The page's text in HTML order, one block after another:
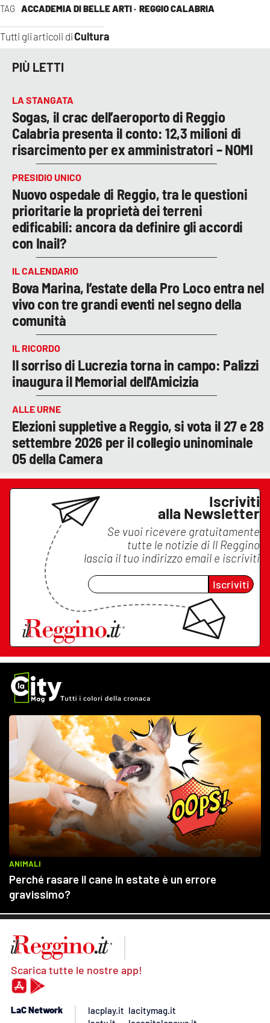
TAG ACCADEMIA DI BELLE ARTI · REGGIO CALABRIA
Tutti gli articoli diCultura
PIÙ LETTI
LA STANGATA
Sogas, il crac dell’aeroporto di Reggio
Calabria presenta il conto: 12,3 milioni di
risarcimento per ex amministratori – NOMI
PRESIDIO UNICO
Nuovo ospedale di Reggio, tra le questioni
prioritarie la proprietà dei terreni
edificabili: ancora da definire gli accordi
con Inail?
IL CALENDARIO
Bova Marina, l’estate della Pro Loco entra nel
vivo con tre grandi eventi nel segno della
comunità
IL RICORDO
Il sorriso di Lucrezia torna in campo: Palizzi
inaugura il Memorial dell'Amicizia
ALLE URNE
Elezioni suppletive a Reggio, si vota il 27 e 28
settembre 2026 per il collegio uninominale
05 della Camera
Iscriviti
alla Newsletter
Se vuoi ricevere gratuitamente
tutte le notizie di Il Reggino
lascia il tuo indirizzo email e iscriviti
Iscriviti
Scarica tutte le nostre app!
LaC Network
lacplay.it lacitymag.it